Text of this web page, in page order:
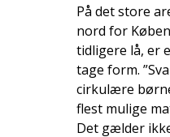
På det store
nord for
tidligere lå, er
tage form.
cirkulære
flest mulige
Det gælder